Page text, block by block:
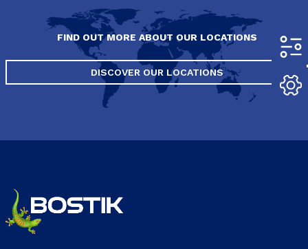
FIND OUT MORE ABOUT OUR LOCATIONS
DISCOVER OUR LOCATIONS